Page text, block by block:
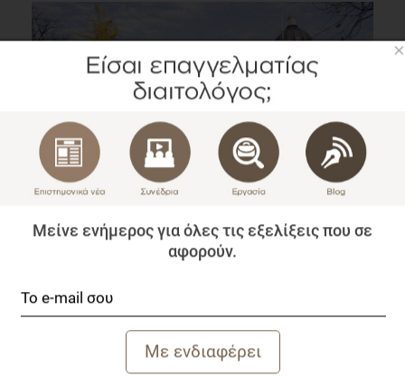
Blog
1 λεπτό να διαβαστεί
×
Μείνε ενήμερος για όλες τις εξελίξεις που σε
αφορούν.